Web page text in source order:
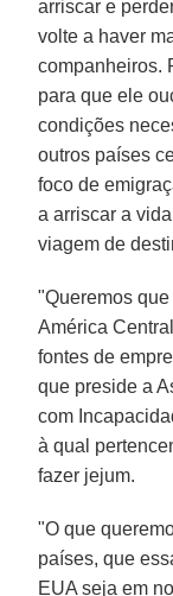
arriscar e
volte a haver
companheiros.
para que ele
condições
outros países
foco de
a arriscar a
viagem de
"Queremos
América
fontes de
que preside a
com
à qual
fazer jejum.
"O que
países, que
EUA seja em